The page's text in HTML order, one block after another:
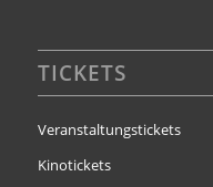
TICKETS
Veranstaltungstickets
Kinotickets